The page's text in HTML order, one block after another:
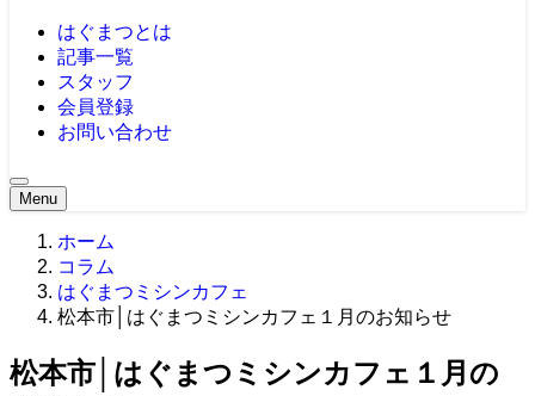
はぐまつとは
記事一覧
スタッフ
会員登録
お問い合わせ
Menu
ホーム
コラム
はぐまつミシンカフェ
松本市│はぐまつミシンカフェ１月のお知らせ
松本市│はぐまつミシンカフェ１月の